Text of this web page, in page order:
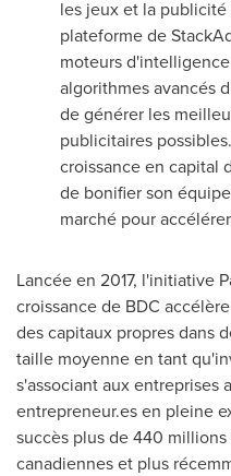
les jeux et la
plateforme de
moteurs
algorithmes avancés
de générer les
publicitaires
croissance en capital
de bonifier son
marché pour
Lancée en 2017, l'initiative
croissance de BDC
des capitaux propres dans
taille moyenne en tant
s'associant aux entreprises
entrepreneur.es en pleine
succès plus de 440
canadiennes et plus